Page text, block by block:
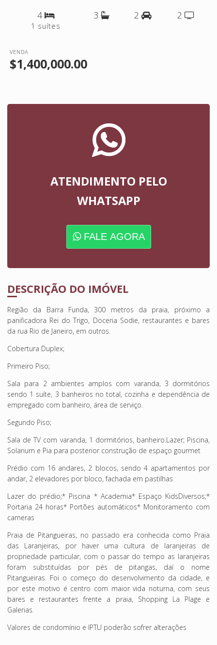
4
1 suítes
3 2 2
VENDA
$1,400,000.00
ATENDIMENTO PELO
WHATSAPP
FALE AGORA
DESCRIÇÃO DO IMÓVEL
Região da Barra Funda, 300 metros da praia, próximo a
panificadora Rei do Trigo, Doceria Sodie, restaurantes e bares
da rua Rio de Janeiro, em outros.
Cobertura Duplex;
Primeiro Piso;
Sala para 2 ambientes amplos com varanda, 3 dormitórios
sendo 1 suíte, 3 banheiros no total, cozinha e dependência de
empregado com banheiro, área de serviço.
Segundo Piso;
Sala de TV com varanda, 1 dormitórios, banheiro.Lazer; Piscina,
Solarium e Pia para posterior construção de espaço gourmet
Prédio com 16 andares, 2 blocos, sendo 4 apartamentos por
andar, 2 elevadores por bloco, fachada em pastilhas
Lazer do prédio;* Piscina * Academia* Espaço KidsDiversos;*
Portaria 24 horas* Portões automáticos* Monitoramento com
cameras
Praia de Pitangueiras, no passado era conhecida como Praia
das Laranjeiras, por haver uma cultura de laranjeiras de
propriedade particular, com o passar do tempo as laranjeiras
foram substituídas por pés de pitangas, daí o nome
Pitangueiras. Foi o começo do desenvolvimento da cidade, e
por este motivo é centro com maior vida noturna, com seus
bares e restaurantes frente a praia, Shopping La Plage e
Galerias.
Valores de condomínio e IPTU poderão sofrer alterações